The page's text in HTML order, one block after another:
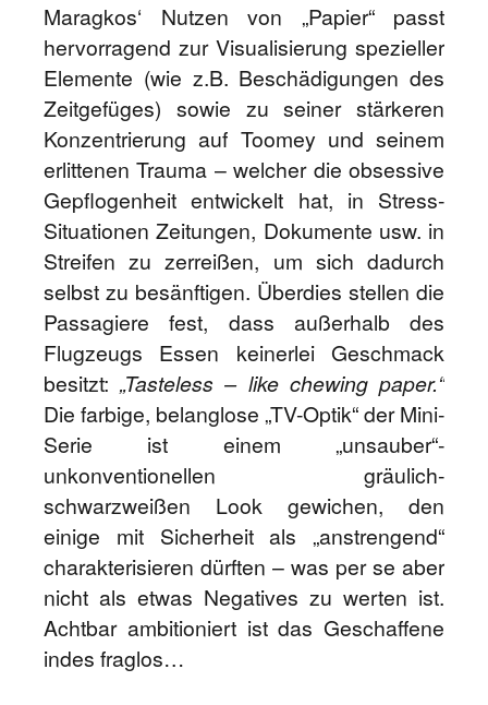
Maragkos‘ Nutzen von „Papier“ passt
hervorragend zur Visualisierung spezieller
Elemente (wie z.B. Beschädigungen des
Zeitgefüges) sowie zu seiner stärkeren
Konzentrierung auf Toomey und seinem
erlittenen Trauma – welcher die obsessive
Gepflogenheit entwickelt hat, in Stress-
Situationen Zeitungen, Dokumente usw. in
Streifen zu zerreißen, um sich dadurch
selbst zu besänftigen. Überdies stellen die
Passagiere fest, dass außerhalb des
Flugzeugs Essen keinerlei Geschmack
besitzt:„Tasteless – like chewing paper.“
Die farbige, belanglose „TV-Optik“ der Mini-
Serie ist einem „unsauber“-
unkonventionellen gräulich-
schwarzweißen Look gewichen, den
einige mit Sicherheit als „anstrengend“
charakterisieren dürften – was per se aber
nicht als etwas Negatives zu werten ist.
Achtbar ambitioniert ist das Geschaffene
indes fraglos…